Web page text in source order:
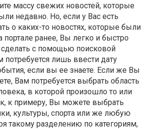
массу свежих новостей, которые
недавно. Но, если у Вас есть
о каких-то новостях, которые были
портале ранее, Вы легко и быстро
с помощью поисковой
потребуется лишь ввести дату
если вы ее знаете. Если же Вы
Вам потребуется выбрать область
в которой произошло то или
к примеру, Вы можете выбрать
культуры, спорта или же любую
такому разделению по категориям,